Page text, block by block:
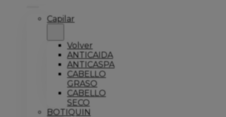
Capilar
Volver
ANTICAIDA
ANTICASPA
CABELLO
GRASO
CABELLO
SECO
BOTIQUIN